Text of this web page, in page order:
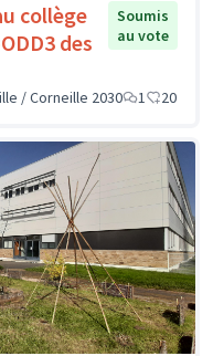
collège
des
Soumis
au vote
/ Corneille 2030 1 20